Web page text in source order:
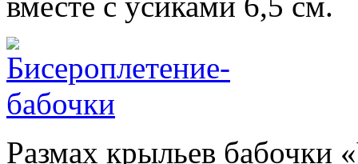
Размах крыльев бабочки